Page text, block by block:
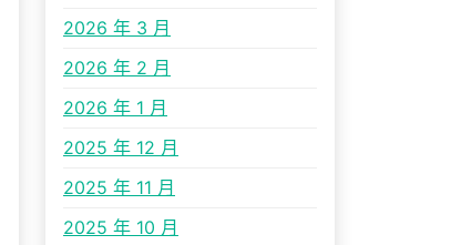
2026 年 3 月
2026 年 2 月
2026 年 1 月
2025 年 12 月
2025 年 11 月
2025 年 10 月